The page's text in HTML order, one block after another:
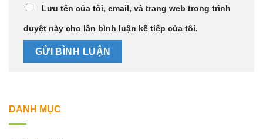
Lưu tên của tôi, email, và trang web trong trình
duyệt này cho lần bình luận kế tiếp của tôi.
DANH MỤC